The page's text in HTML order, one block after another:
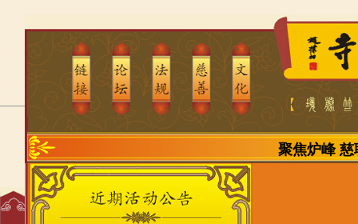
聚焦炉峰 慈